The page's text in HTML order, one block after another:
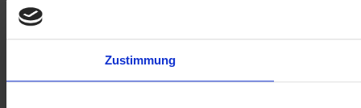
Zustimmung